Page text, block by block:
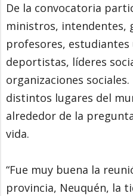
De la convocatoria
ministros, intendentes,
profesores,
deportistas, líderes
organizaciones
distintos lugares del
alrededor de la
vida.
“Fue muy buena la
provincia, Neuquén, la